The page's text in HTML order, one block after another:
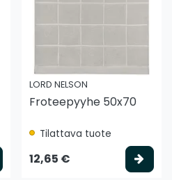
Valitse vaihtoehto
LORD NELSON
Froteepyyhe 50x70
Tilattava tuote
12,65 €